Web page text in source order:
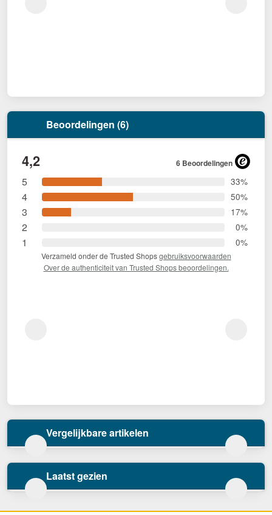
Beoordelingen (6)
4,2 6 Beoordelingen
5 33%
4 50%
3 17%
2 0%
1 0%
Verzameld onder de Trusted Shopsgebruiksvoorwaarden
Over de authenticiteit van Trusted Shops beoordelingen.
Vergelijkbare artikelen
Laatst gezien